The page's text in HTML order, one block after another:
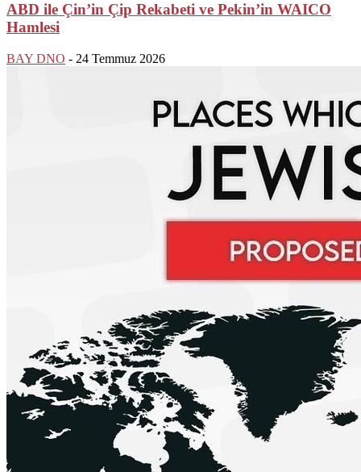
ABD ile Çin’in Çip Rekabeti ve Pekin’in WAICO
Hamlesi
BAY DNO - 24 Temmuz 2026